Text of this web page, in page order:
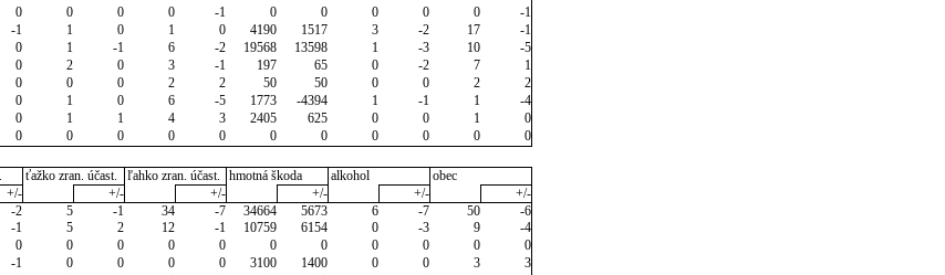
0 0 0 0 -1 0 0 0 0 0
-1
-1 1 0 1 0 4190 1517 3 -2 17
-1
0 1 -1 6 -2 19568 13598 1 -3 10
-5
0 2 0 3 -1 197 65 0 -2 7
1
0 0 0 2 2 50 50 0 0 2
2
0 1 0 6 -5 1773 -4394 1 -1 1
-4
0 1 1 4 3 2405 625 0 0 1
0
0 0 0 0 0 0 0 0 0 0
0
ťažko zran. účast. ľahko zran. účast. hmotná škoda alkohol
obec
+/- +/- +/- +/- +/-
+/-
-2 5 -1 34 -7 34664 5673 6 -7 50
-6
-1 5 2 12 -1 10759 6154 0 -3 9
-4
0 0 0 0 0 0 0 0 0 0
0
-1 0 0 0 0 3100 1400 0 0 3
3